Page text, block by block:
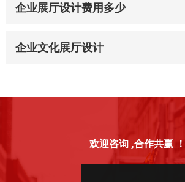
企业展厅设计费用多少
企业文化展厅设计
欢迎咨询 ,合作共赢 ！